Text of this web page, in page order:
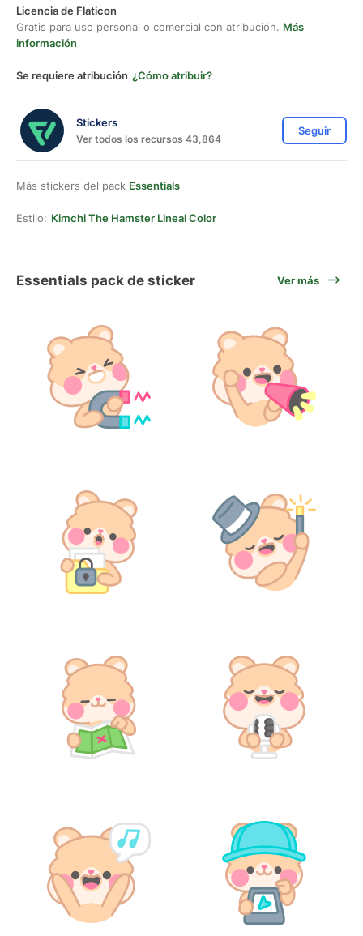
Licencia de Flaticon
Gratis para uso personal o comercial con atribución. Más
información
Se requiere atribución ¿Cómo atribuir?
Stickers
Ver todos los recursos 43,864
Seguir
Más stickers del pack Essentials
Estilo: Kimchi The Hamster Lineal Color
Essentials pack de sticker Ver más